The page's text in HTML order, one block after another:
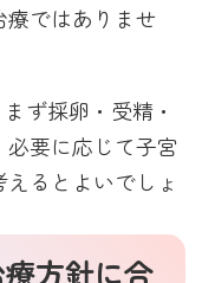
ではありませ
ず採卵・受精・
要に応じて子宮
るとよいでしょ
方針に合